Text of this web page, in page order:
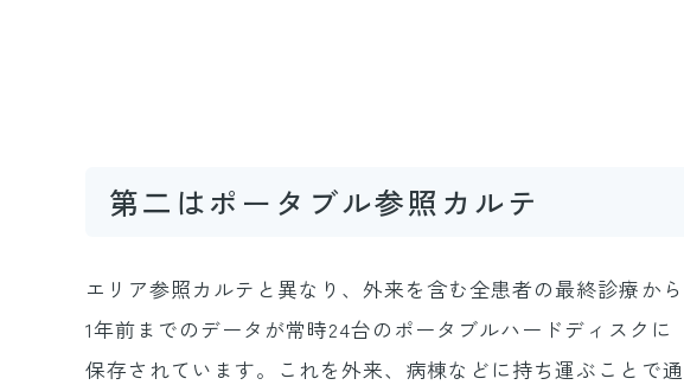
第二はポータブル参照カルテ
エリア参照カルテと異なり、外来を含む全患者の最終診療から
1年前までのデータが常時24台のポータブルハードディスクに
保存されています。これを外来、病棟などに持ち運ぶことで通